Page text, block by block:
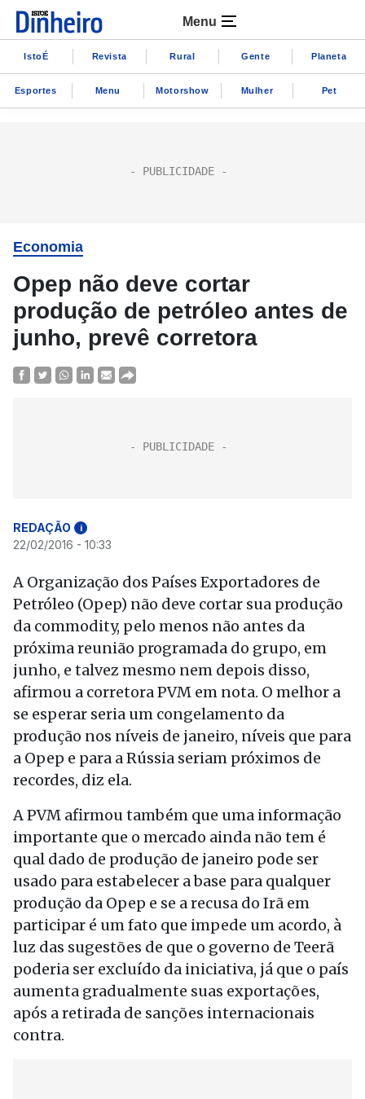
Menu
IstoÉ Revista Rural Gente Planeta
Esportes Menu Motorshow Mulher Pet
Economia
Opep não deve cortar
produção de petróleo antes de
junho, prevê corretora
REDAÇÃO i
22/02/2016 - 10:33
A Organização dos Países Exportadores de
Petróleo (Opep) não deve cortar sua produção
da commodity, pelo menos não antes da
próxima reunião programada do grupo, em
junho, e talvez mesmo nem depois disso,
afirmou a corretora PVM em nota. O melhor a
se esperar seria um congelamento da
produção nos níveis de janeiro, níveis que para
a Opep e para a Rússia seriam próximos de
recordes, diz ela.
A PVM afirmou também que uma informação
importante que o mercado ainda não tem é
qual dado de produção de janeiro pode ser
usado para estabelecer a base para qualquer
produção da Opep e se a recusa do Irã em
participar é um fato que impede um acordo, à
luz das sugestões de que o governo de Teerã
poderia ser excluído da iniciativa, já que o país
aumenta gradualmente suas exportações,
após a retirada de sanções internacionais
contra.